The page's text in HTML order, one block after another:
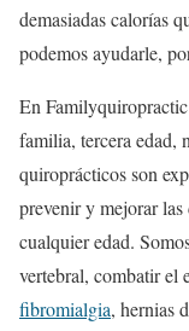
demasiadas calorías
podemos ayudarle,
En
familia, tercera edad,
quiroprácticos son
prevenir y mejorar
cualquier edad.
vertebral, combatir el
fibromialgia, hernias